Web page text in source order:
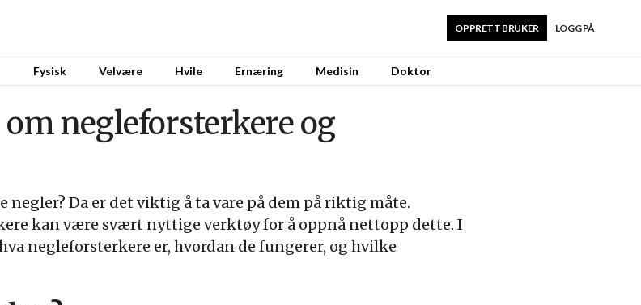
LOGG PÅ
OPPRETT BRUKER
Fysisk Velvære Hvile Ernæring Medisin Doktor
negleforsterkere og
negler? Da er det viktig å ta vare på dem på riktig måte.
kan være svært nyttige verktøy for å oppnå nettopp dette. I
negleforsterkere er, hvordan de fungerer, og hvilke